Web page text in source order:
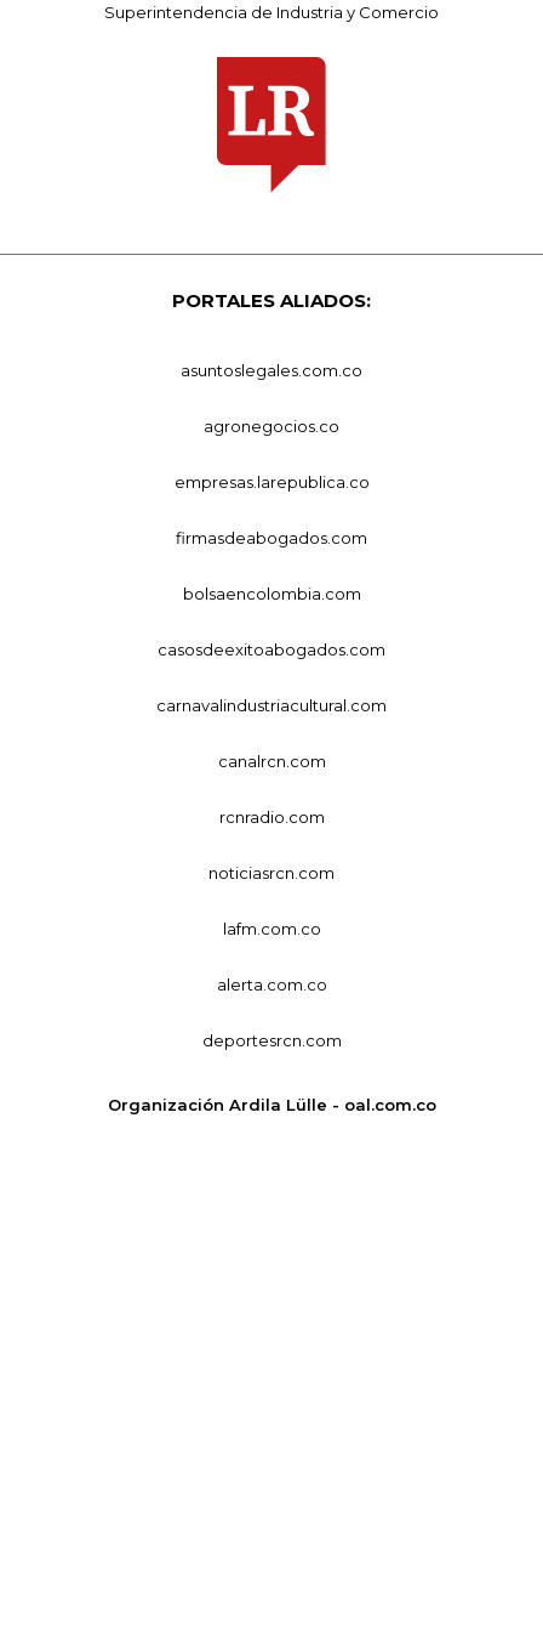
Superintendencia de Industria y Comercio
PORTALES ALIADOS:
asuntoslegales.com.co
agronegocios.co
empresas.larepublica.co
firmasdeabogados.com
bolsaencolombia.com
casosdeexitoabogados.com
carnavalindustriacultural.com
canalrcn.com
rcnradio.com
noticiasrcn.com
lafm.com.co
alerta.com.co
deportesrcn.com
Organización Ardila Lülle - oal.com.co